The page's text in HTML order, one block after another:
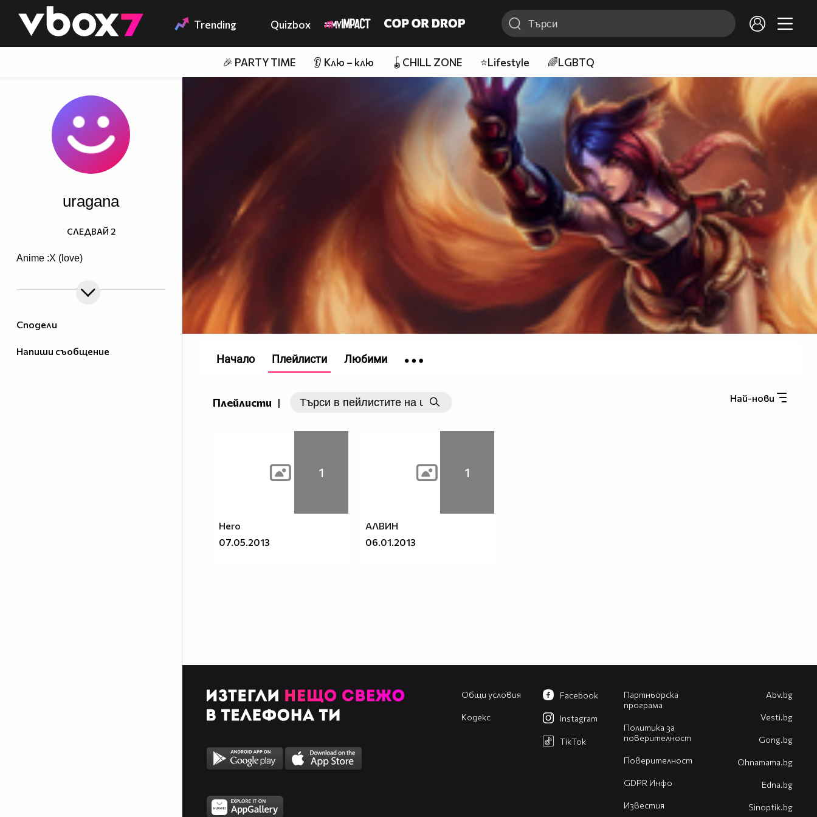
👾 Trending Quizbox
🎉 PARTY TIME 👂 Клю – клю 🪀CHILL ZONE ⭐Lifestyle 🌈LGBTQ
Сподели
Напиши съобщение
uragana
Anime :X (love)
СЛЕДВАЙ 2
Плейлисти | Най-нови
1
Hero
07.05.2013
1
АЛВИН
06.01.2013
Начало Плейлисти Любими
Общи условия
Кодекс
Партньорска
програма
Политика за
поверителност
Поверителност
GDPR Инфо
Известия
Facebook
Instagram
TikTok
Abv.bg
Vesti.bg
Gong.bg
Оhnamama.bg
Edna.bg
Sinoptik.bg